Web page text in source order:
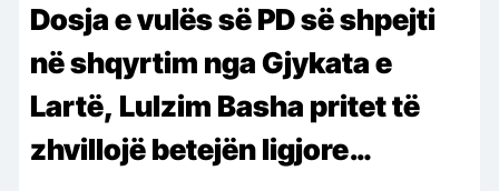
Dosja e vulës së PD së shpejti
në shqyrtim nga Gjykata e
Lartë, Lulzim Basha pritet të
zhvillojë betejën ligjore…